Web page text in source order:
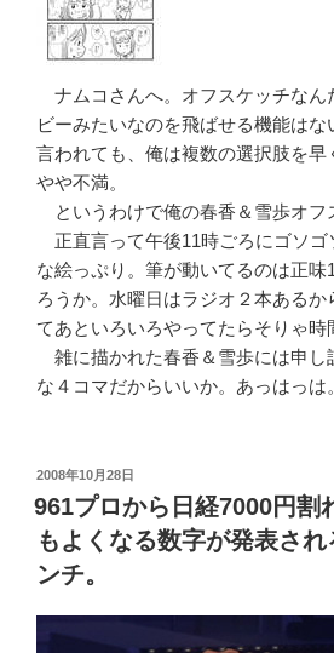
ナムコさんへ。オフスケッチなん
ビーみたいなのを飛ばせる機能はな
言われても、俺は複数の選択肢を早
やや不満。
というわけで俺の春香＆雪歩オフ
正直言って午後11時ごろにゴソゴ
な絵っぷり。筆が動いてるのは正味
ろうか。水曜日はラジオ２本あるか
てあといろいろやってたらそりゃ時
雑に描かれた春香＆雪歩には申し
な４コマだからいいか。あっはっは。
投
稿
日:
2008年10月28日
961プロから日経7000円割
もよくなる数字が発表さ
ンチ。